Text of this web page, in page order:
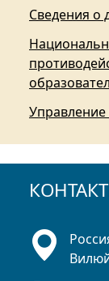
Сведения о